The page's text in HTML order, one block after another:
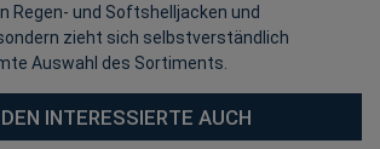
Regen- und Softshelljacken und
zieht sich selbstverständlich
Auswahl des Sortiments.
INTERESSIERTE AUCH